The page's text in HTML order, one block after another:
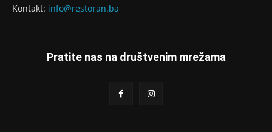
Kontakt: info@restoran.ba
Pratite nas na društvenim mrežama